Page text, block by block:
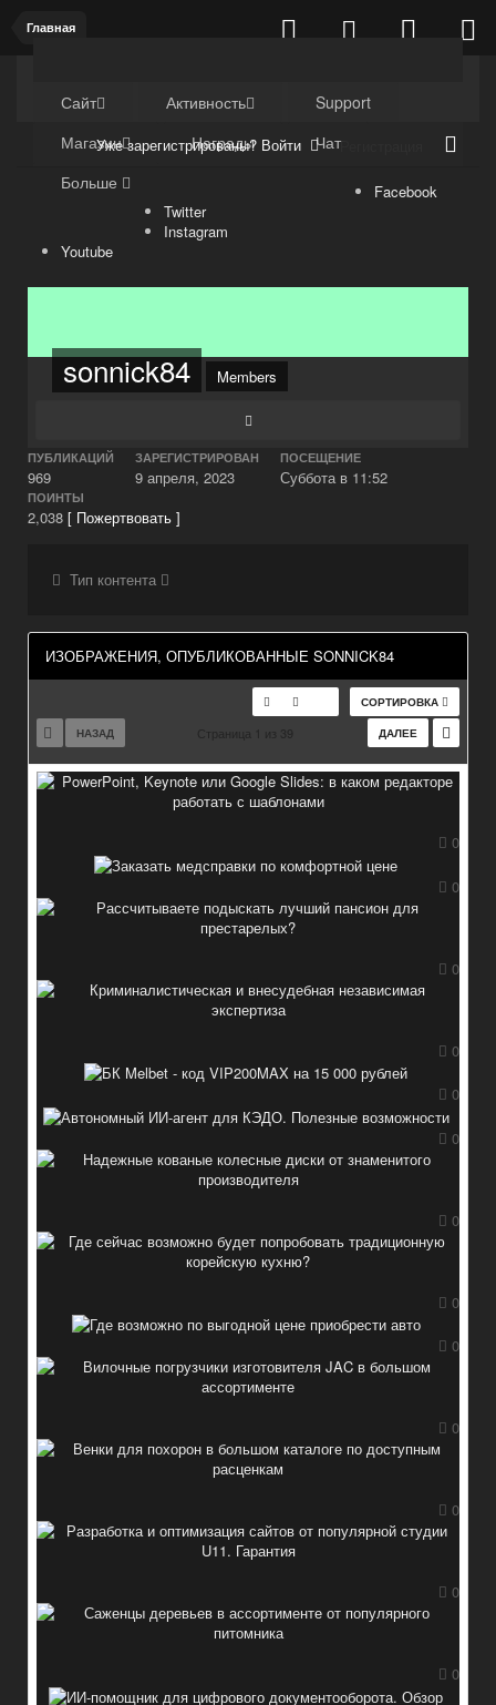
Главная
Сайт Активность
Support
Магазин
Награды
Чат
Больше
Уже зарегистрированы? Войти Регистрация
Facebook
Twitter
Instagram
Youtube
sonnick84 Members
ПУБЛИКАЦИЙ
969
ЗАРЕГИСТРИРОВАН
9 апреля, 2023
ПОСЕЩЕНИЕ
Суббота в 11:52
ПОИНТЫ
2,038 [ Пожертвовать ]
Тип контента
ИЗОБРАЖЕНИЯ, ОПУБЛИКОВАННЫЕ SONNICK84
СОРТИРОВКА
НАЗАД ДАЛЕЕ
Страница 1 из 39
0
0
0
0
0
0
0
0
0
0
0
0
0